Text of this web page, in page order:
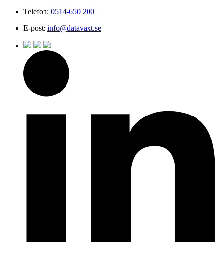
Telefon: 0514-650 200
E-post: info@datavaxt.se